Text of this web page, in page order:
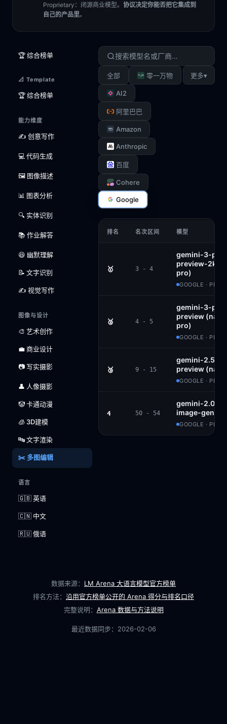
Proprietary ：闭源商业模型。 协议决定你能否把它集成到
自己的产品里。
🏆 综合榜单
📐 Template
🏆 综合榜单
能力维度
✍️ 创意写作
💻 代码生成
🖼️ 图像描述
📊 图表分析
🔍 实体识别
📚 作业解答
😆 幽默理解
📝 文字识别
✍️ 视觉写作
图像与设计
🎨 艺术创作
💼 商业设计
📷 写实摄影
👤 人像摄影
🤡 卡通动漫
🧊 3D建模
🔤 文字渲染
✂️ 多图编辑
语言
🇬🇧 英语
🇨🇳 中文
🇷🇺 俄语
全部 零一万物
AI2
阿里巴巴
Amazon
Anthropic
百度
Cohere
Google
更多▾
排名 名次区间 模型
🥇 3 - 4
gemini-3-
preview-2k
pro)
GOOGLE ·
🥈 4 - 5
gemini-3-
preview
pro)
GOOGLE ·
🥉 9 - 15
gemini-2.5-
preview
GOOGLE ·
4 50 - 54
gemini-2.0-
image-
GOOGLE ·
数据来源： LM Arena 大语言模型官方榜单
排名方法： 沿用官方榜单公开的 Arena 得分与排名口径
完整说明： Arena 数据与方法说明
最近数据同步： 2026-02-06